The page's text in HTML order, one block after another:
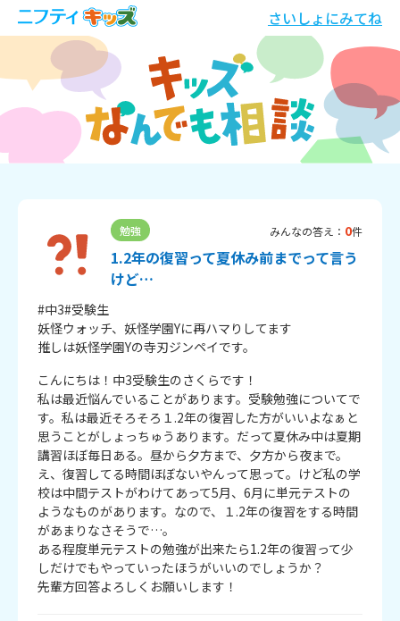
さいしょにみてね
勉強 みんなの答え： 0件
1.2年の復習って夏休み前までって言う
けど…
#中3#受験生
妖怪ウォッチ、妖怪学園Yに再ハマりしてます
推しは妖怪学園Yの寺刃ジンペイです。
こんにちは！中3受験生のさくらです！
私は最近悩んでいることがあります。受験勉強についてで
す。私は最近そろそろ１.2年の復習した方がいいよなぁと
思うことがしょっちゅうあります。だって夏休み中は夏期
講習ほぼ毎日ある。昼から夕方まで、夕方から夜まで。
え、復習してる時間ほぼないやんって思って。けど私の学
校は中間テストがわけてあって5月、6月に単元テストの
ようなものがあります。なので、１.2年の復習をする時間
があまりなさそうで…。
ある程度単元テストの勉強が出来たら1.2年の復習って少
しだけでもやっていったほうがいいのでしょうか？
先輩方回答よろしくお願いします！